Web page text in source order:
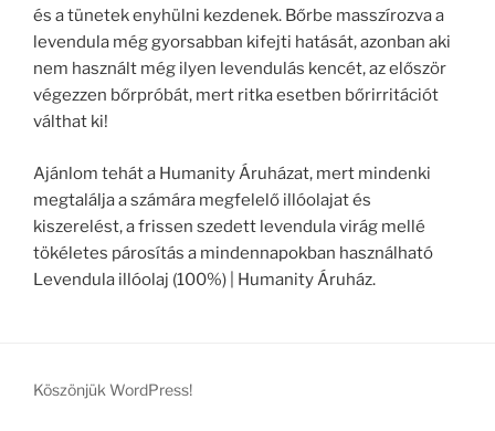
és a tünetek enyhülni kezdenek. Bőrbe masszírozva a
levendula még gyorsabban kifejti hatását, azonban aki
nem használt még ilyen levendulás kencét, az először
végezzen bőrpróbát, mert ritka esetben bőrirritációt
válthat ki!
Ajánlom tehát a Humanity Áruházat, mert mindenki
megtalálja a számára megfelelő illóolajat és
kiszerelést, a frissen szedett levendula virág mellé
tökéletes párosítás a mindennapokban használható
Levendula illóolaj (100%) | Humanity Áruház.
Köszönjük WordPress!